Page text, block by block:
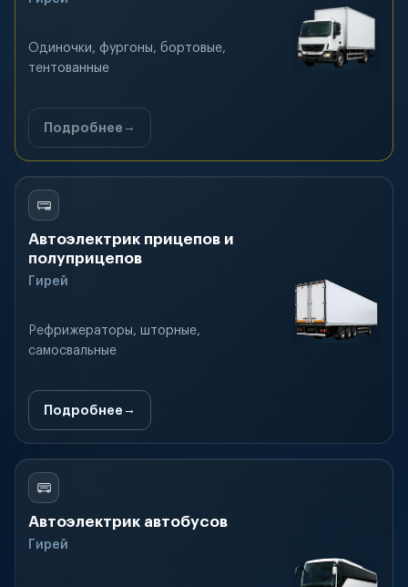
Одиночки, фургоны, бортовые,
тентованные
Подробнее
Автоэлектрик прицепов и
полуприцепов
Гирей
Рефрижераторы, шторные,
самосвальные
Подробнее
Автоэлектрик автобусов
Гирей